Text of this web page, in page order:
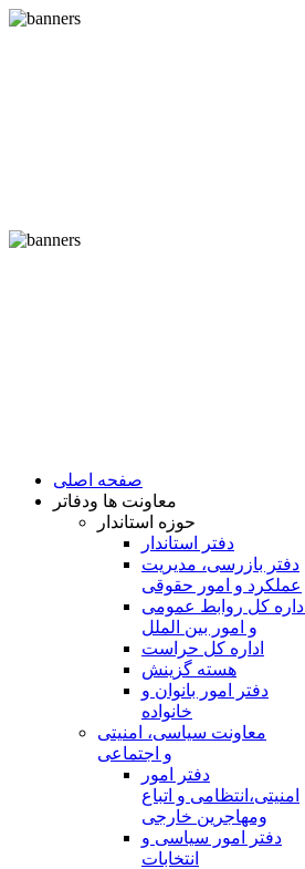
صفحه اصلی
معاونت ها ودفاتر
حوزه استاندار
دفتر استاندار
دفتر بازرسی، مدیریت
عملکرد و امور حقوقی
اداره کل روابط عمومی
و امور بین الملل
اداره کل حراست
هسته گزینش
دفتر امور بانوان و
خانواده
معاونت سیاسی، امنیتی
و اجتماعی
دفتر امور
امنيتی،انتظامی و اتباع
ومهاجرین خارجی
دفتر امور سیاسی و
انتخابات